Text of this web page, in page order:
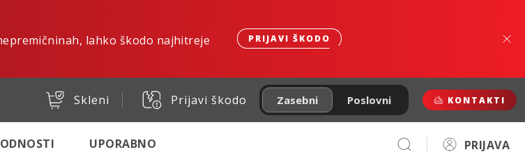
lahko škodo najhitreje
PRIJAVI ŠKODO
Skleni Prijavi škodo Zasebni Poslovni KONTAKTI
UPORABNO PRIJAVA